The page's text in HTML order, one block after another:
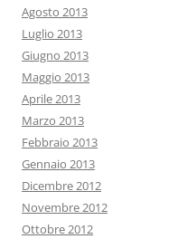
Agosto 2013
Luglio 2013
Giugno 2013
Maggio 2013
Aprile 2013
Marzo 2013
Febbraio 2013
Gennaio 2013
Dicembre 2012
Novembre 2012
Ottobre 2012